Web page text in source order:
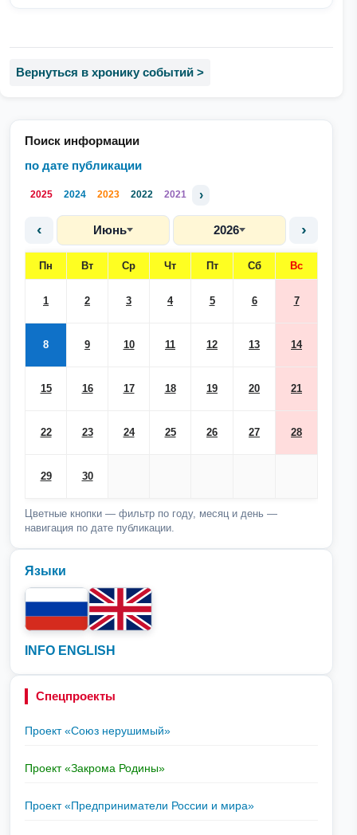
Поиск информации
по дате публикации
2025 2024 2023 2022 2021 ›
‹ Июнь 2026 ›
Пн Вт Ср Чт Пт Сб Вс
1 2 3 4 5 6 7
8 9 10 11 12 13 14
15 16 17 18 19 20 21
22 23 24 25 26 27 28
29 30
Цветные кнопки — фильтр по году, месяц и день —
навигация по дате публикации.
Языки
INFO ENGLISH
Спецпроекты
Проект «Союз нерушимый»
Проект «Закрома Родины»
Проект «Предприниматели России и мира»
Вернуться в хронику событий >